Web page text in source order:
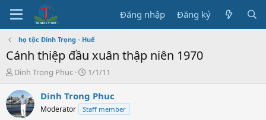
Đăng nhập Đăng ký
họ tộc Đinh Trọng - Huế
Cánh thiệp đầu xuân thập niên 1970
T
r
e
a
Dinh Trong Phuc
N
à
y
b
1/1/11
Dinh Trong Phuc
Moderator Staff member